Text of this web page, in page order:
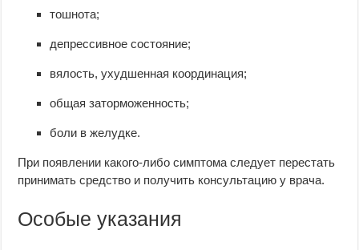
тошнота;
депрессивное состояние;
вялость, ухудшенная координация;
общая заторможенность;
боли в желудке.
При появлении какого-либо симптома следует перестать
принимать средство и получить консультацию у врача.
Особые указания